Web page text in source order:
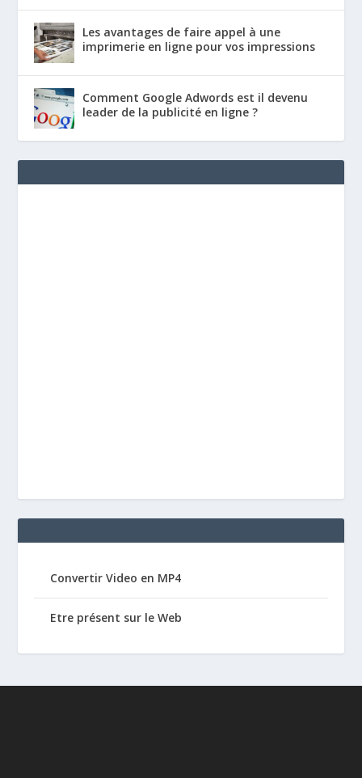
Les avantages de faire appel à une
imprimerie en ligne pour vos impressions
Comment Google Adwords est il devenu
leader de la publicité en ligne ?
Convertir Video en MP4
Etre présent sur le Web